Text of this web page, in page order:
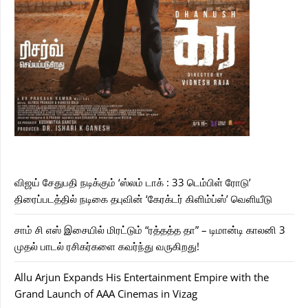
விஜய் சேதுபதி நடிக்கும் ‘ஸ்லம் டாக் : 33 டெம்பிள் ரோடு’
திரைப்படத்தில் நடிகை தபுவின் ‘கேரக்டர் கிளிம்ப்ஸ்’ வெளியீடு
சாம் சி எஸ் இசையில் மிரட்டும் “ரத்தத்த தா” – டிமான்டி காலனி 3
முதல் பாடல் ரசிகர்களை கவர்ந்து வருகிறது!
Allu Arjun Expands His Entertainment Empire with the
Grand Launch of AAA Cinemas in Vizag